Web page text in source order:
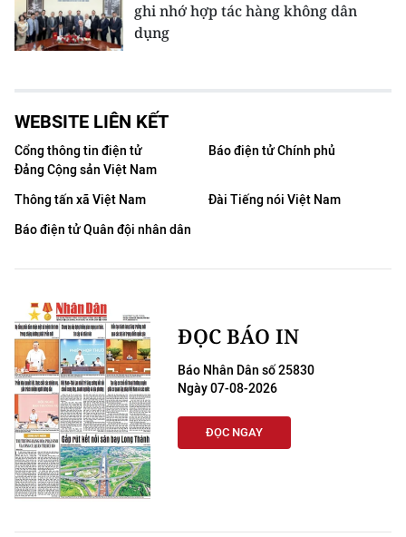
ghi nhớ hợp tác hàng không dân
dụng
WEBSITE LIÊN KẾT
Cổng thông tin điện tử
Đảng Cộng sản Việt Nam
Báo điện tử Chính phủ
Thông tấn xã Việt Nam
Đài Tiếng nói Việt Nam
Báo điện tử Quân đội nhân dân
ĐỌC BÁO IN
Báo Nhân Dân số 25830
Ngày 07-08-2026
ĐỌC NGAY